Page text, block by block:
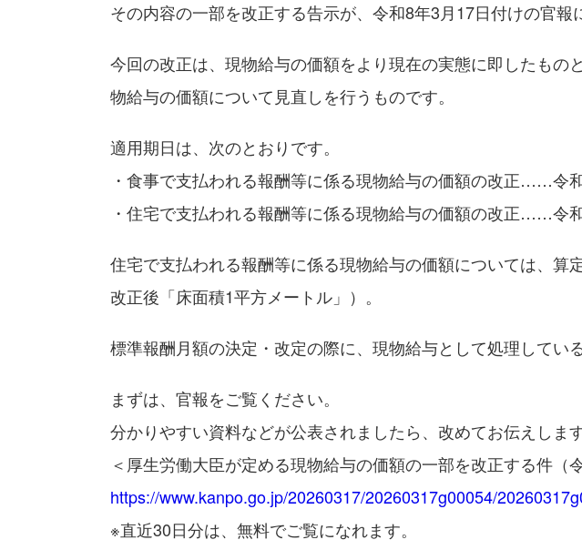
その内容の一部を改正する告示が、令和8年3月17日付けの官報
今回の改正は、現物給与の価額をより現在の実態に即したも
物給与の価額について見直しを行うものです。
適用期日は、次のとおりです。
・食事で支払われる報酬等に係る現物給与の価額の改正……令
・住宅で支払われる報酬等に係る現物給与の価額の改正……令
住宅で支払われる報酬等に係る現物給与の価額については、
改正後「床面積1平方メートル」）。
標準報酬月額の決定・改定の際に、現物給与として処理してい
まずは、官報をご覧ください。
分かりやすい資料などが公表されましたら、改めてお伝えします
＜厚生労働大臣が定める現物給与の価額の一部を改正する件（
https://www.kanpo.go.jp/20260317/20260317g00054/
※直近30日分は、無料でご覧になれます。